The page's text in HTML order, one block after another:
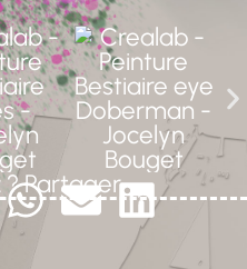
? Partager